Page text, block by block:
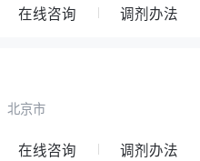
在线咨询 调剂办法
北京市
在线咨询 调剂办法